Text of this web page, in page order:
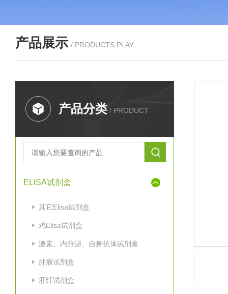
产品展示 / PRODUCTS PLAY
产品分类 / PRODUCT
ELISA试剂盒
其它Elisa试剂盒
鸡Elisa试剂盒
激素、内分泌、自身抗体试剂盒
肿瘤试剂盒
肝纤试剂盒